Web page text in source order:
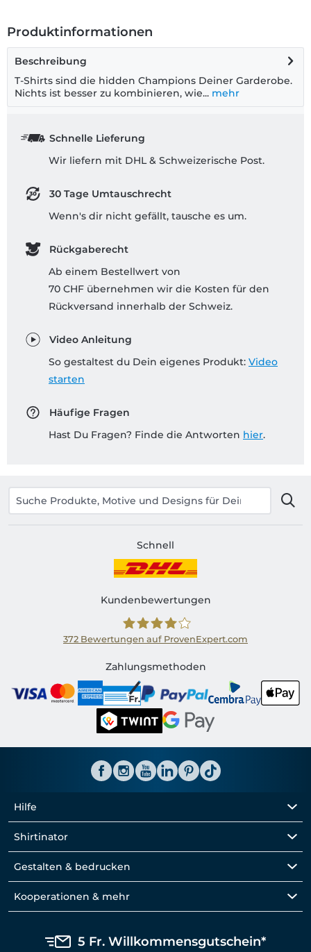
Produktinformationen
Beschreibung
T-Shirts sind die hidden Champions Deiner Garderobe.
Nichts ist besser zu kombinieren, wie... mehr
Schnelle Lieferung
Wir liefern mit DHL & Schweizerische Post.
30 Tage Umtauschrecht
Wenn's dir nicht gefällt, tausche es um.
Rückgaberecht
Ab einem Bestellwert von
70 CHF übernehmen wir die Kosten für den
Rückversand innerhalb der Schweiz.
Video Anleitung
So gestaltest du Dein eigenes Produkt: Video
starten
Häufige Fragen
Hast Du Fragen? Finde die Antworten hier.
Schnell
Kundenbewertungen
Shirtinator CH
372 Bewertungen auf ProvenExpert.com
Zahlungsmethoden
Hilfe
Shirtinator
Gestalten & bedrucken
Kooperationen & mehr
5 Fr. Willkommensgutschein*